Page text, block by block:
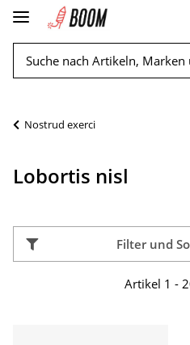
Nostrud exerci
Lobortis nisl
Filter und
Artikel 1 -